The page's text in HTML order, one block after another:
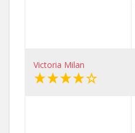
Victoria Milan